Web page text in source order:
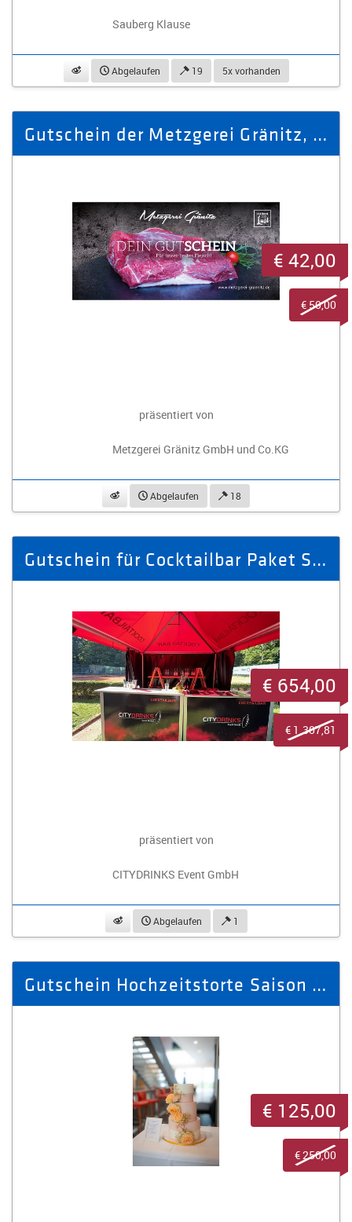
Sauberg Klause
beobachtenAbgelaufen 19 5x vorhanden
Gutschein der Metzgerei Gränitz, Geschenk, verschenken, Gourmet, Feins
präsentiert von
Metzgerei Gränitz GmbH und Co.KG
beobachtenAbgelaufen 18
€ 42,00
€ 50,00
Gutschein für Cocktailbar Paket S inkl. 100 Cocktails
präsentiert von
CITYDRINKS Event GmbH
beobachtenAbgelaufen 1
€ 654,00
€ 1.307,81
Gutschein Hochzeitstorte Saison 2026
€ 125,00
€ 250,00